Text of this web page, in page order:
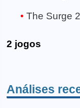
The Surge 2
2 jogos
Análises